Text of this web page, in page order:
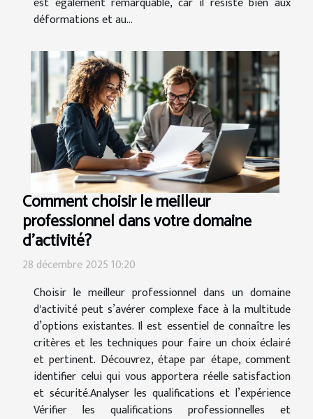
déformations et au...
Comment choisir le meilleur
professionnel dans votre domaine
d'activité?
28 décembre 2025 10:20
Choisir le meilleur professionnel dans un domaine
d'activité peut s’avérer complexe face à la multitude
d’options existantes. Il est essentiel de connaître les
critères et les techniques pour faire un choix éclairé
et pertinent. Découvrez, étape par étape, comment
identifier celui qui vous apportera réelle satisfaction
et sécurité.Analyser les qualifications et l’expérience
Vérifier les qualifications professionnelles et